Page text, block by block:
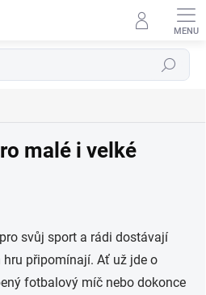
Hledat
malé i velké
svůj sport a rádi dostávají
připomínají. Ať už jde o
fotbalový míč nebo dokonce